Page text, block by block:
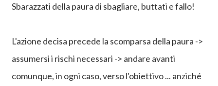
Sbarazzati della paura di sbagliare, buttati e fallo!
L'azione decisa precede la scomparsa della paura ->
assumersi i rischi necessari -> andare avanti
comunque, in ogni caso, verso l'obiettivo ... anziché